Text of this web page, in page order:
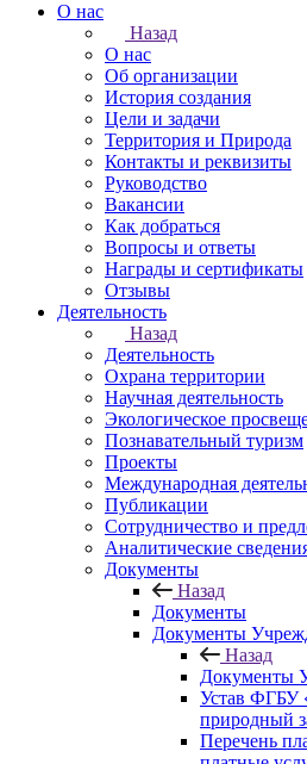
О нас
Назад
О нас
Об организации
История создания
Цели и задачи
Территория и Природа
Контакты и реквизиты
Руководство
Вакансии
Как добраться
Вопросы и ответы
Награды и сертификаты
Отзывы
Деятельность
Назад
Деятельность
Охрана территории
Научная деятельность
Экологическое
Познавательный туризм
Проекты
Международная
Публикации
Сотрудничество и
Аналитические
Документы
Назад
Документы
Документы
Назад
Документы
Устав ФГБУ
природный
Перечень